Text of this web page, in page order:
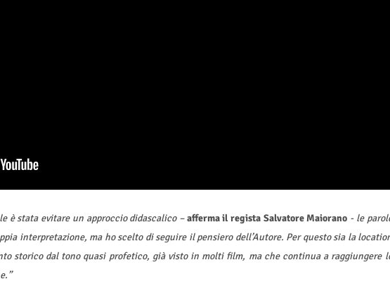
è stata evitare un approccio didascalico –afferma il regista Salvatore Maiorano - le
interpretazione, ma ho scelto di seguire il pensiero dell’Autore. Per questo sia la
storico dal tono quasi profetico, già visto in molti film, ma che continua a raggiungere